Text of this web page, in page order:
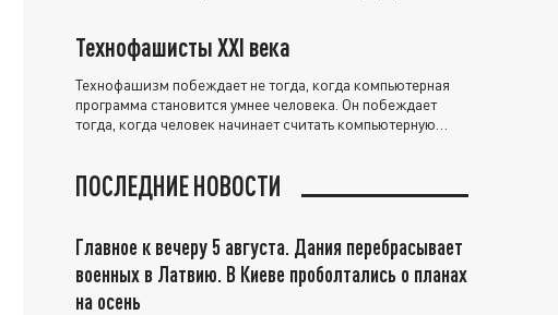
Технофашисты XXI века
Технофашизм побеждает не тогда, когда компьютерная
программа становится умнее человека. Он побеждает
тогда, когда человек начинает считать компьютерную
ПОСЛЕДНИЕ НОВОСТИ
Главное к вечеру 5 августа. Дания перебрасывает
военных в Латвию. В Киеве проболтались о планах
на осень